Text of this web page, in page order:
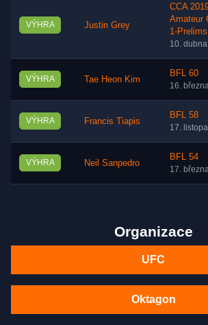
VÝHRA Justin Grey
CCA
Amateur
1-Prelims
10.
VÝHRA Tae Heon Kim
BFL 60
16.
VÝHRA Francis Tiapis
BFL 58
17.
VÝHRA Neil Sanpedro
BFL 54
17.
Organizace
UFC
Oktagon